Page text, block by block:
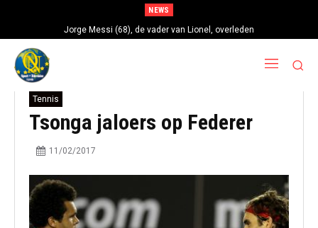
NEWS
Jorge Messi (68), de vader van Lionel, overleden
Tennis
Tsonga jaloers op Federer
11/02/2017